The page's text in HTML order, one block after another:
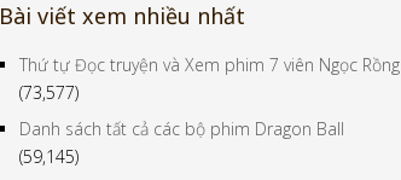
Bài viết xem nhiều nhất
Thứ tự Đọc truyện và Xem phim 7 viên Ngọc Rồng
(73,577)
Danh sách tất cả các bộ phim Dragon Ball
(59,145)